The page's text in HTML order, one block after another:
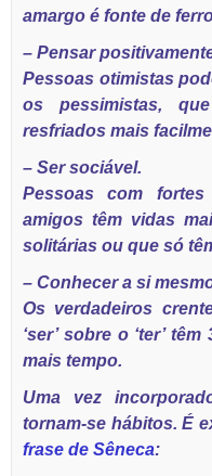
amargo é fonte de
– Pensar
Pessoas otimistas
os pessimistas,
resfriados mais
– Ser sociável.
Pessoas com
amigos têm vidas
solitárias ou que só
– Conhecer a si
Os verdadeiros
‘ser’ sobre o ‘ter’
mais tempo.
Uma vez
tornam-se hábitos. É
frase de Sêneca: